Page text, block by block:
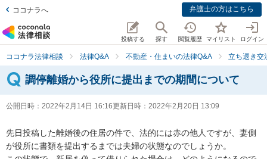
ココナラへ 弁護士の方はこちら
投稿する 探す 閲覧履歴 マイリスト ログイン
ココナラ法律相談 法律Q&A 不動産・住まいの法律Q&A 立ち退き交
調停離婚から役所に提出までの期間について
公開日時： 2022年2月14日 16:16更新日時： 2022年2月20日 13:09
先日投稿した離婚後の住居の件で、法的には赤の他人ですが、妻側
が役所に書類を提出するまでは夫婦の状態なのでしょうか。